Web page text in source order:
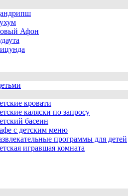
Афон
кровати
каляски по запросу
басеин
с детским меню
программы для детей
игравшая комната